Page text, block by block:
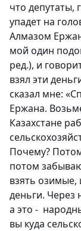
что депутаты,
упадет на
Алмазом
мой один
ред.), и
взял эти
сказал мне:
Ержана.
Казахстане
Почему?
потом
взять озимые,
деньги. Через
а это -
вы куда